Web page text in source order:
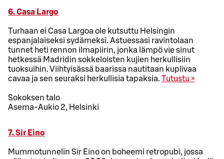
6. Casa Largo
Turhaan ei Casa Largoa ole kutsuttu Helsingin
espanjalaiseksi sydämeksi. Astuessasi ravintolaan
tunnet heti rennon ilmapiirin, jonka lämpö vie sinut
hetkessä Madridin sokkeloisten kujien herkullisiin
tuoksuihin. Viihtyisässä baarissa nautitaan kuplivaa
cavaa ja sen seuraksi herkullisia tapaksia. Tutustu »
Sokoksen talo
Asema-Aukio 2, Helsinki
7. Sir Eino
Mummotunnelin Sir Eino on boheemi retropubi, jossa